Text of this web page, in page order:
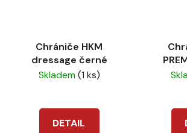
Chrániče HKM
dressage černé
Skladem(1 ks)
DETAIL